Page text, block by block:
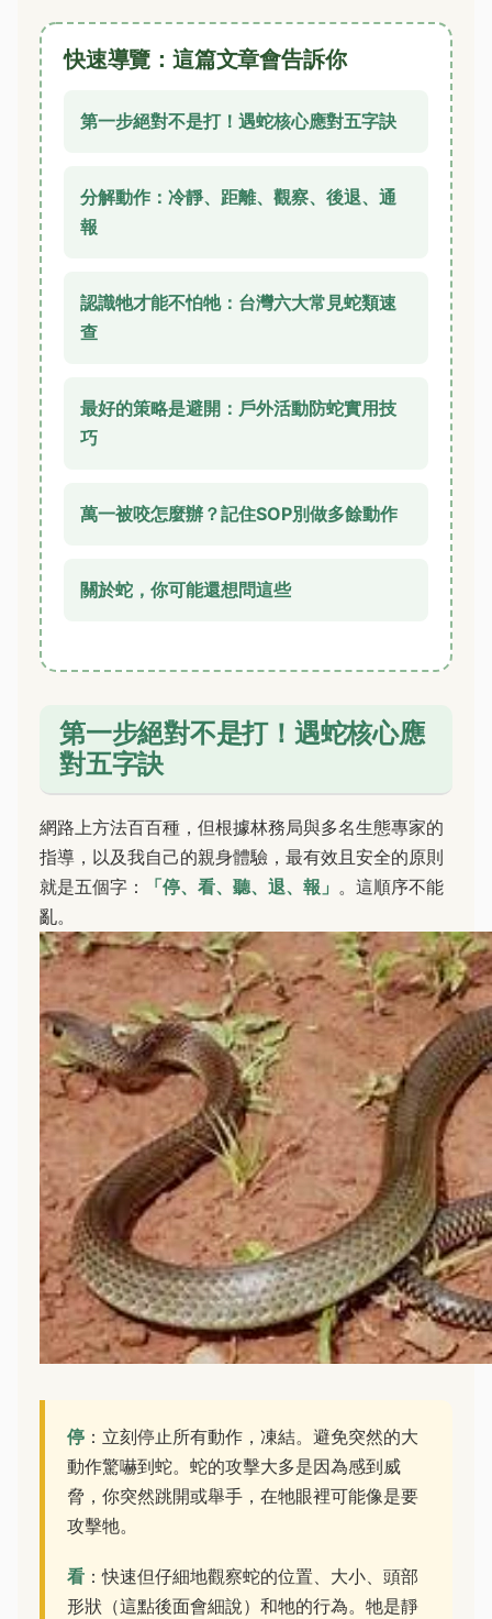
快速導覽：這篇文章會告訴你
第一步絕對不是打！遇蛇核心應對五字訣
分解動作：冷靜、距離、觀察、後退、通
報
認識牠才能不怕牠：台灣六大常見蛇類速
查
最好的策略是避開：戶外活動防蛇實用技
巧
萬一被咬怎麼辦？記住SOP別做多餘動作
關於蛇，你可能還想問這些
第一步絕對不是打！遇蛇核心應
對五字訣
網路上方法百百種，但根據林務局與多名生態專家的
指導，以及我自己的親身體驗，最有效且安全的原則
就是五個字：
「停、看、聽、退、報」 。這順序不能
亂。
停 ：立刻停止所有動作，凍結。避免突然的大
動作驚嚇到蛇。蛇的攻擊大多是因為感到威
脅，你突然跳開或舉手，在牠眼裡可能像是要
攻擊牠。
看 ：快速但仔細地觀察蛇的位置、大小、頭部
形狀（這點後面會細說）和牠的行為。牠是靜